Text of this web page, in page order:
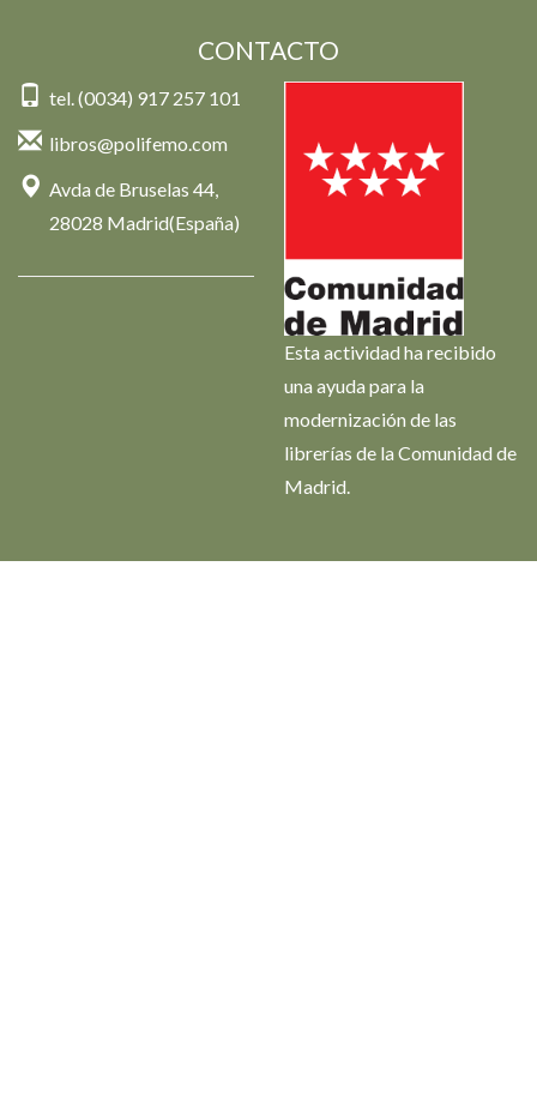
CONTACTO
tel. (0034) 917 257 101
libros@polifemo.com
Avda de Bruselas 44,
28028 Madrid(España)
Esta actividad ha recibido
una ayuda para la
modernización de las
librerías de la Comunidad de
Madrid.